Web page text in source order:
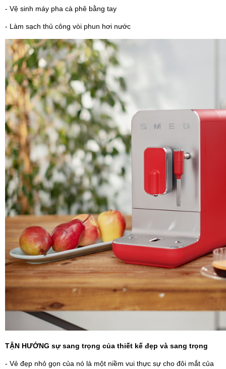
- Vệ sinh máy pha cà phê bằng tay
- Làm sạch thủ công vòi phun hơi nước
TẬN HƯỞNG sự sang trọng của thiết kế đẹp và sang trọng
- Vẻ đẹp nhỏ gọn của nó là một niềm vui thực sự cho đôi mắt của